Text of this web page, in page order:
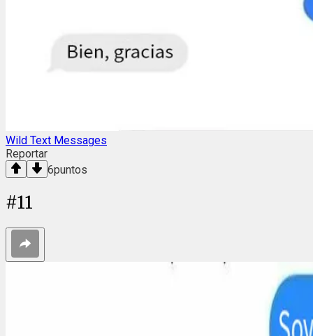
Wild Text Messages
Reportar
6puntos
#11